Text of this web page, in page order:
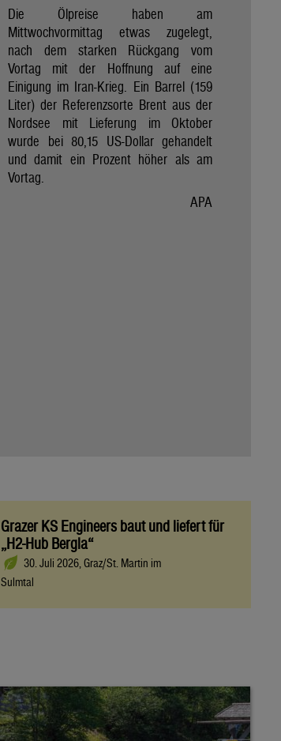
Die Ölpreise haben am
Mittwochvormittag etwas zugelegt,
nach dem starken Rückgang vom
Vortag mit der Hoffnung auf eine
Einigung im Iran-Krieg. Ein Barrel (159
Liter) der Referenzsorte Brent aus der
Nordsee mit Lieferung im Oktober
wurde bei 80,15 US-Dollar gehandelt
und damit ein Prozent höher als am
Vortag.
APA
Grazer KS Engineers baut und liefert für
„H2-Hub Bergla“
30. Juli 2026, Graz/St. Martin im
Sulmtal